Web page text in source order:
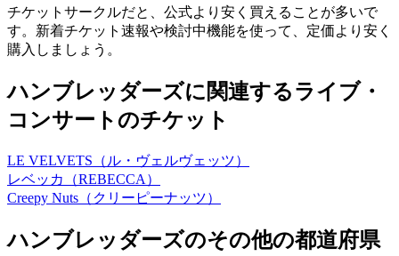
チケットサークルだと、公式より安く買えることが多いで
す。新着チケット速報や検討中機能を使って、定価より安く
購入しましょう。
ハンブレッダーズに関連するライブ・
コンサートのチケット
LE VELVETS（ル・ヴェルヴェッツ）
レベッカ（REBECCA）
Creepy Nuts（クリーピーナッツ）
ハンブレッダーズのその他の都道府県